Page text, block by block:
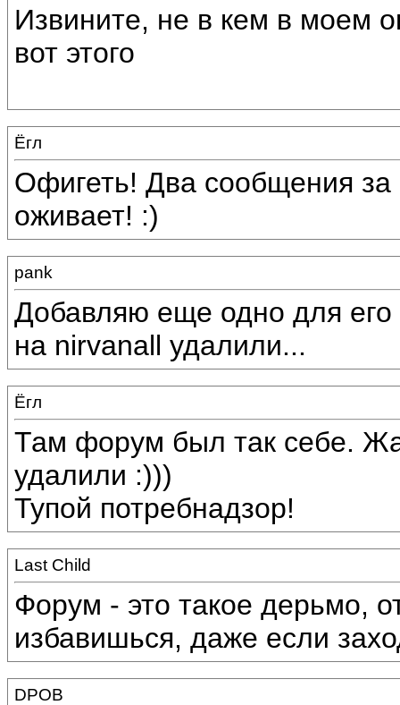
Извините, не в кем в моем
вот этого
Ёгл
Офигеть! Два сообщения
оживает! :)
pаnk
Добавляю еще одно для
на nirvanall удалили...
Ёгл
Там форум был так себе.
удалили :)))
Тупой потребнадзор!
Last Child
Форум - это такое дерьмо,
избавишься, даже если
DPOB